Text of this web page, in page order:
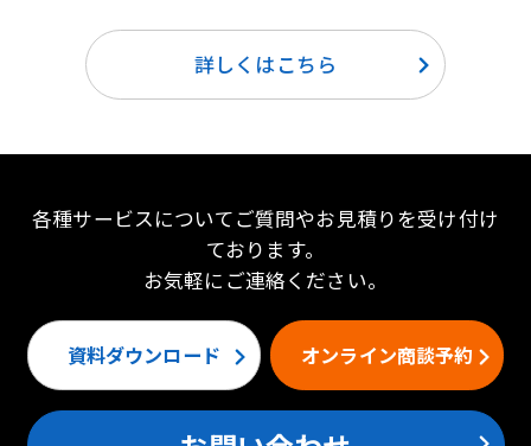
詳しくはこちら
各種サービスについてご質問やお見積りを受け付け
ております。
お気軽にご連絡ください。
資料ダウンロード オンライン商談予約